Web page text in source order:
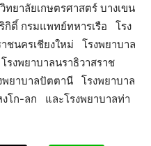
ยาลัยเกษตรศาสตร์ บางเขน
กิติ์ กรมแพทย์ทหารเรือ โรง
ชนครเชียงใหม่ โรงพยาบาล
งพยาบาลนราธิวาสราช
ยาบาลปัตตานี โรงพยาบาล
โก-ลก และโรงพยาบาลท่า